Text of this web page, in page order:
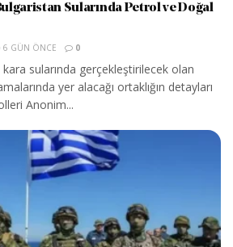
Sularında Petrol ve Doğal
6 GÜN ÖNCE 0
sularında gerçekleştirilecek olan
yer alacağı ortaklığın detayları
Anonim...